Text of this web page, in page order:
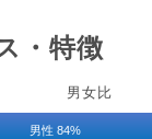
・特徴
男女比
男性 84%